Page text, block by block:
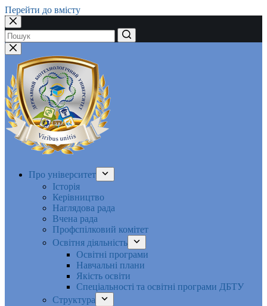
Перейти до вмісту
Немає
результатів
Про університет
Історія
Керівництво
Наглядова рада
Вчена рада
Профспілковий комітет
Освітня діяльність
Освітні програми
Навчальні плани
Якість освіти
Спеціальності та освітні програми ДБТУ
Структура